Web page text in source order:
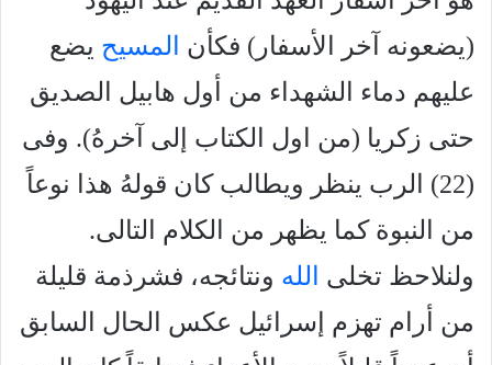
(يضعونه آخر الأسفار) فكأن
المسيح يضع
عليهم دماء الشهداء من أول هابيل الصديق
حتى زكريا (من اول الكتاب إلى آخرهُ). وفى
(22) الرب ينظر ويطالب كان قولهُ هذا نوعاً
من النبوة كما يظهر من الكلام التالى.
ولنلاحظ تخلى
الله ونتائجه، فشرذمة قليلة
من أرام تهزم إسرائيل عكس الحال السابق